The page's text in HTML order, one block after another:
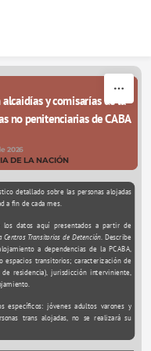
2026
DE LA NACIÓN
y comisarías de la
no penitenciarias de CABA
detallado sobre las personas alojadas
a fin de cada mes.
los datos aquí presentados a partir de
Centros Transitorios de Detención. Describe
a dependencias de la PCABA,
transitorios; caracterización de
de residencia), jurisdicción interviniente,
específicos: jóvenes adultos varones y
trans alojadas, no se realizará su